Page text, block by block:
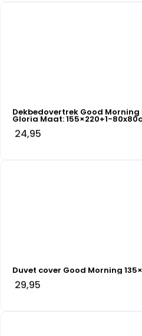
Dekbedovertrek Good Morning
Gloria Maat: 155×220+1-
24,95
Duvet cover Good Morning
29,95